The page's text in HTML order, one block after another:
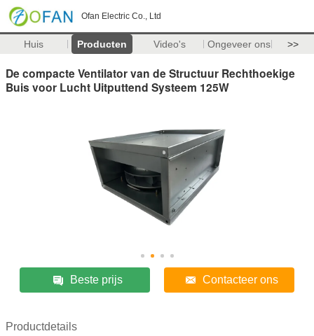
Ofan Electric Co., Ltd
Huis Producten Video's Ongeveer ons >>
De compacte Ventilator van de Structuur Rechthoekige
Buis voor Lucht Uitputtend Systeem 125W
Beste prijs Contacteer ons
Productdetails